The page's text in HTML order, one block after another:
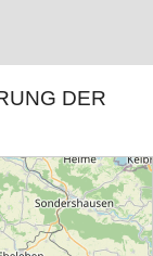
DER